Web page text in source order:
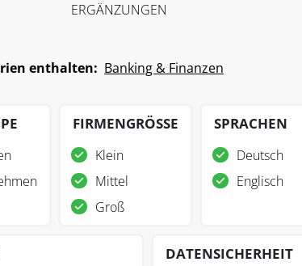
ERGÄNZUNGEN
enthalten: Banking & Finanzen
FIRMENGRÖSSE
Klein
Mittel
Groß
SPRACHEN
Deutsch
Englisch
DATENSICHERHEIT